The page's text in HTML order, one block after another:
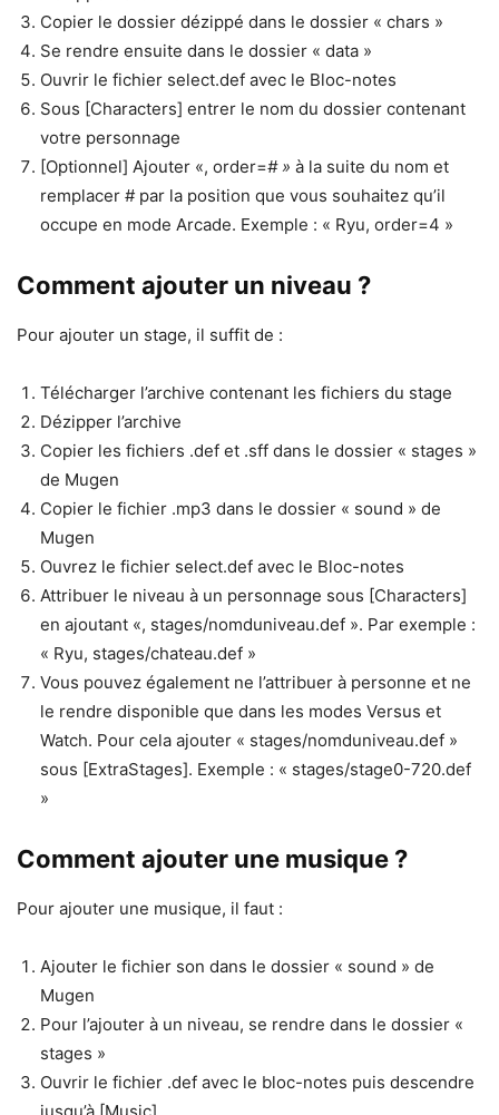
Copier le dossier dézippé dans le dossier « chars »
Se rendre ensuite dans le dossier « data »
Ouvrir le fichier select.def avec le Bloc-notes
Sous [Characters] entrer le nom du dossier contenant
votre personnage
[Optionnel] Ajouter «, order=# » à la suite du nom et
remplacer # par la position que vous souhaitez qu’il
occupe en mode Arcade. Exemple : « Ryu, order=4 »
Comment ajouter un niveau ?
Pour ajouter un stage, il suffit de :
Télécharger l’archive contenant les fichiers du stage
Dézipper l’archive
Copier les fichiers .def et .sff dans le dossier « stages »
de Mugen
Copier le fichier .mp3 dans le dossier « sound » de
Mugen
Ouvrez le fichier select.def avec le Bloc-notes
Attribuer le niveau à un personnage sous [Characters]
en ajoutant «, stages/nomduniveau.def ». Par exemple :
« Ryu, stages/chateau.def »
Vous pouvez également ne l’attribuer à personne et ne
le rendre disponible que dans les modes Versus et
Watch. Pour cela ajouter « stages/nomduniveau.def »
sous [ExtraStages]. Exemple : « stages/stage0-720.def
»
Comment ajouter une musique ?
Pour ajouter une musique, il faut :
Ajouter le fichier son dans le dossier « sound » de
Mugen
Pour l’ajouter à un niveau, se rendre dans le dossier «
stages »
Ouvrir le fichier .def avec le bloc-notes puis descendre
jusqu’à [Music]